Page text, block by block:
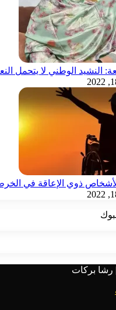
النشيد الوطني لا يتحمل
ذوي الإعاقة في
رشا بركات